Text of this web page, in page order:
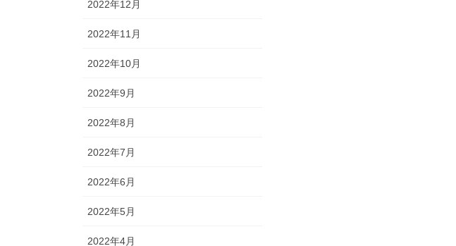
2022年12月
2022年11月
2022年10月
2022年9月
2022年8月
2022年7月
2022年6月
2022年5月
2022年4月